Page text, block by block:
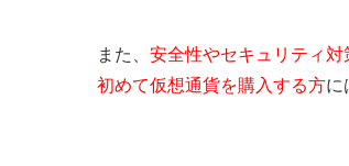
また、 安全性やセキュリティ対
初めて仮想通貨を購入する方に